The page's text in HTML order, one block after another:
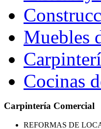
Muebles
Cocinas
Carpintería Comercial
REFORMAS DE